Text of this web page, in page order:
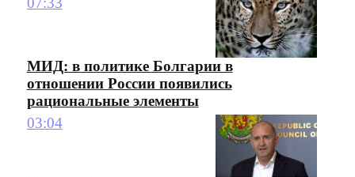
МИД: в политике Болгарии в
отношении России появились
рациональные элементы
03:04